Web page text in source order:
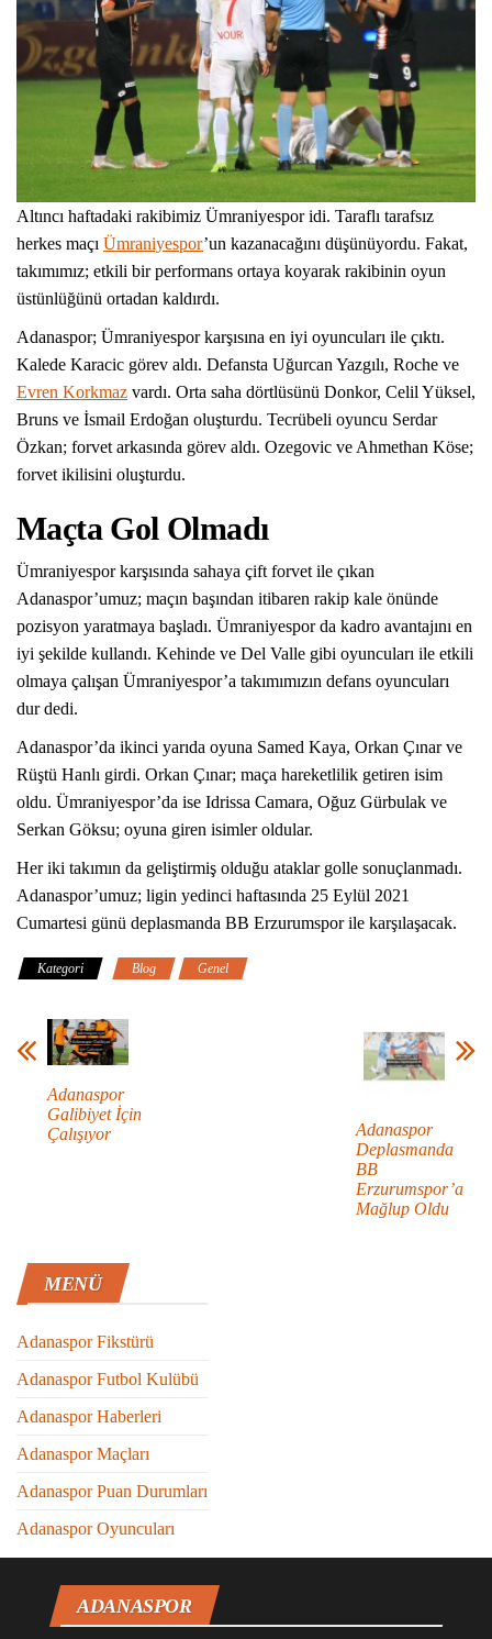
Altıncı haftadaki rakibimiz Ümraniyespor idi. Taraflı tarafsız
herkes maçı Ümraniyespor’un kazanacağını düşünüyordu. Fakat,
takımımız; etkili bir performans ortaya koyarak rakibinin oyun
üstünlüğünü ortadan kaldırdı.
Adanaspor; Ümraniyespor karşısına en iyi oyuncuları ile çıktı.
Kalede Karacic görev aldı. Defansta Uğurcan Yazgılı, Roche ve
Evren Korkmaz vardı. Orta saha dörtlüsünü Donkor, Celil Yüksel,
Bruns ve İsmail Erdoğan oluşturdu. Tecrübeli oyuncu Serdar
Özkan; forvet arkasında görev aldı. Ozegovic ve Ahmethan Köse;
forvet ikilisini oluşturdu.
Maçta Gol Olmadı
Ümraniyespor karşısında sahaya çift forvet ile çıkan
Adanaspor’umuz; maçın başından itibaren rakip kale önünde
pozisyon yaratmaya başladı. Ümraniyespor da kadro avantajını en
iyi şekilde kullandı. Kehinde ve Del Valle gibi oyuncuları ile etkili
olmaya çalışan Ümraniyespor’a takımımızın defans oyuncuları
dur dedi.
Adanaspor’da ikinci yarıda oyuna Samed Kaya, Orkan Çınar ve
Rüştü Hanlı girdi. Orkan Çınar; maça hareketlilik getiren isim
oldu. Ümraniyespor’da ise Idrissa Camara, Oğuz Gürbulak ve
Serkan Göksu; oyuna giren isimler oldular.
Her iki takımın da geliştirmiş olduğu ataklar golle sonuçlanmadı.
Adanaspor’umuz; ligin yedinci haftasında 25 Eylül 2021
Cumartesi günü deplasmanda BB Erzurumspor ile karşılaşacak.
Kategori Blog Genel
Adanaspor
Galibiyet İçin
Çalışıyor
Adanaspor
Deplasmanda
BB
Erzurumspor’a
Mağlup Oldu
MENÜ
Adanaspor Fikstürü
Adanaspor Futbol Kulübü
Adanaspor Haberleri
Adanaspor Maçları
Adanaspor Puan Durumları
Adanaspor Oyuncuları
ADANASPOR